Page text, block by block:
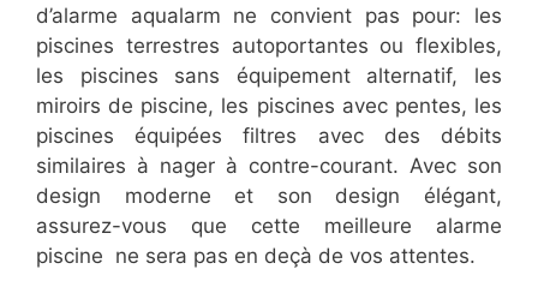
d’alarme aqualarm ne convient pas pour: les
piscines terrestres autoportantes ou flexibles,
les piscines sans équipement alternatif, les
miroirs de piscine, les piscines avec pentes, les
piscines équipées filtres avec des débits
similaires à nager à contre-courant. Avec son
design moderne et son design élégant,
assurez-vous que cette meilleure alarme
piscine ne sera pas en deçà de vos attentes.